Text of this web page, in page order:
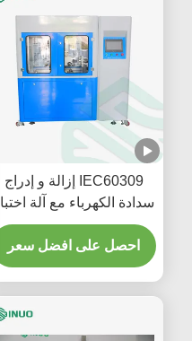
IEC60309 إزالة و إدراج
سدادة الكهرباء مع آلة اختبار
القبول
احصل على افضل سعر